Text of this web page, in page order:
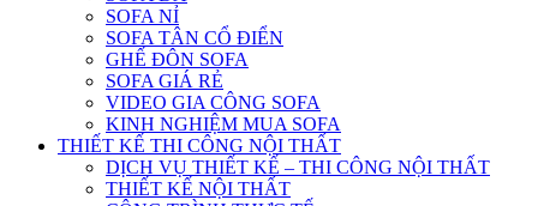
SOFA NỈ
SOFA TÂN CỔ ĐIỂN
GHẾ ĐÔN SOFA
SOFA GIÁ RẺ
VIDEO GIA CÔNG SOFA
KINH NGHIỆM MUA SOFA
THIẾT KẾ THI CÔNG NỘI THẤT
DỊCH VỤ THIẾT KẾ – THI CÔNG NỘI THẤT
THIẾT KẾ NỘI THẤT